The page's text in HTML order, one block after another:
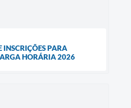
INSCRIÇÕES PARA
HORÁRIA 2026